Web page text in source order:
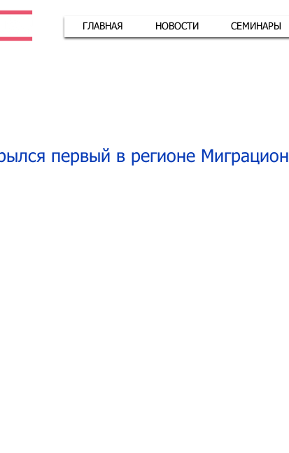
ГЛАВНАЯ НОВОСТИ СЕМИНАРЫ
первый в регионе